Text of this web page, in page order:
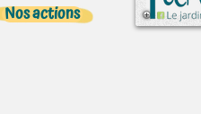
Nos actions